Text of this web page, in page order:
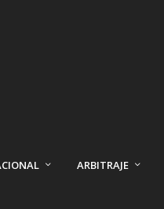
ARBITRAJE